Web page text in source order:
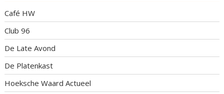
Café HW
Club 96
De Late Avond
De Platenkast
Hoeksche Waard Actueel